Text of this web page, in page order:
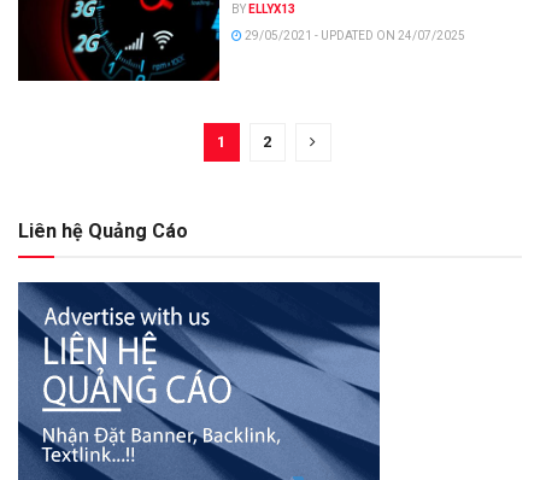
BY ELLYX13
29/05/2021 - UPDATED ON 24/07/2025
1 2
Liên hệ Quảng Cáo